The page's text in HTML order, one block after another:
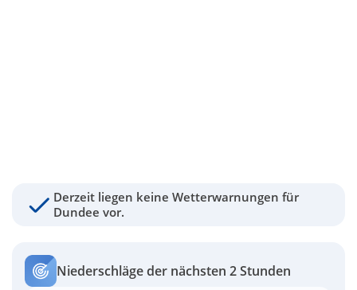
Derzeit liegen keine Wetterwarnungen für
Dundee vor.
Niederschläge der nächsten 2 Stunden